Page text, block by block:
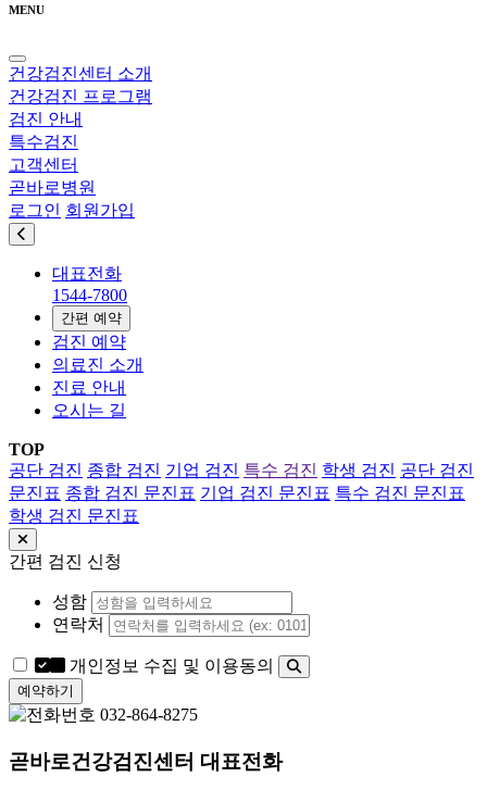
MENU
건강검진센터 소개
건강검진 프로그램
검진 안내
특수검진
고객센터
곧바로병원
로그인 회원가입
대표전화
1544-7800
간편 예약
검진 예약
의료진 소개
진료 안내
오시는 길
TOP
공단 검진 종합 검진 기업 검진 특수 검진 학생 검진 공단 검진
문진표 종합 검진 문진표 기업 검진 문진표 특수 검진 문진표
학생 검진 문진표
간편 검진 신청
성함
연락처
개인정보 수집 및 이용동의
예약하기
032-864-8275
곧바로건강검진센터 대표전화